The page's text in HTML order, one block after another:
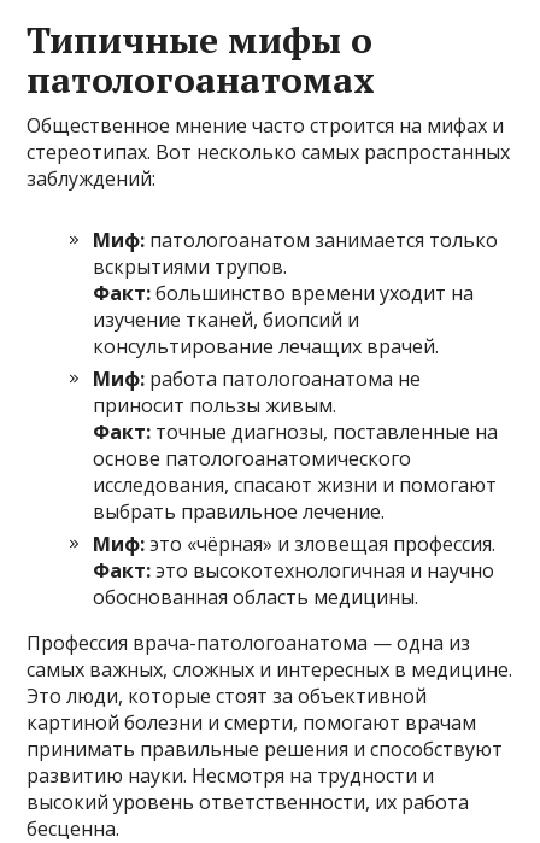
Типичные мифы о
патологоанатомах
Общественное мнение часто строится на мифах и
стереотипах. Вот несколько самых распростанных
заблуждений:
Миф: патологоанатом занимается только
вскрытиями трупов.
Факт:большинство времени уходит на
изучение тканей, биопсий и
консультирование лечащих врачей.
Миф: работа патологоанатома не
приносит пользы живым.
Факт: точные диагнозы, поставленные на
основе патологоанатомического
исследования, спасают жизни и помогают
выбрать правильное лечение.
Миф:это «чёрная» и зловещая профессия.
Факт:это высокотехнологичная и научно
обоснованная область медицины.
Профессия врача-патологоанатома — одна из
самых важных, сложных и интересных в медицине.
Это люди, которые стоят за объективной
картиной болезни и смерти, помогают врачам
принимать правильные решения и способствуют
развитию науки. Несмотря на трудности и
высокий уровень ответственности, их работа
бесценна.